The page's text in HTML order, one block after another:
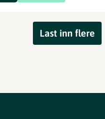
Last inn flere